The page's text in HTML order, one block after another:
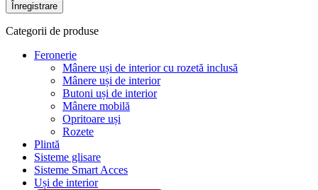
Înregistrare
Categorii de produse
Feronerie
Mânere uși de interior cu rozetă inclusă
Mânere uși de interior
Butoni uși de interior
Mânere mobilă
Opritoare uși
Rozete
Plintă
Sisteme glisare
Sisteme Smart Acces
Uși de interior